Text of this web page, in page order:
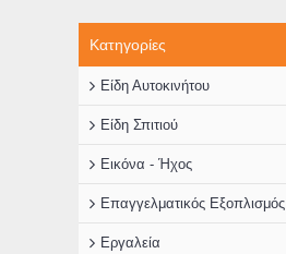
Κατηγορίες
Είδη Αυτοκινήτου
Είδη Σπιτιού
Εικόνα - Ήχος
Επαγγελματικός Εξοπλισμός
Εργαλεία